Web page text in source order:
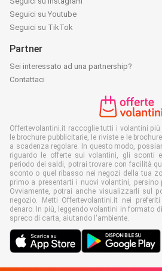
Seguici su Youtube
Seguici su TikTok
Partner
Sei interessato ad una partnership?
Contattaci
Offertevolantini.it raccoglie tutti i volantini
le brochure pubblicitarie, le riviste e le
a scadenza regolare. In questo modo,
riguardo le offerte sui volantini, gli sconti
periodo dei saldi, potrai trovare con facilità
sconto o quel ribasso nei negozi della tua
primo a presentarti i nuovi volantini, persino
Ovviamente, potrai anche visualizzarli sul
negozio. Metti Offertevolantini.it nei
denaro. In più, leggendo volantini in formato
spreco di carta, aiutando l'ambiente.